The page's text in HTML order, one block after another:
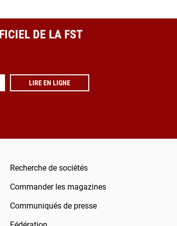
DE LA FST
LIRE EN LIGNE
Recherche de sociétés
Commander les magazines
Communiqués de presse